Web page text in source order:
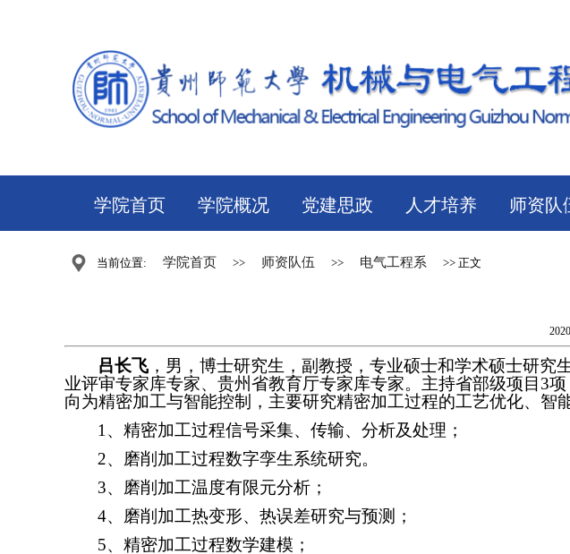
学院首页 学院概况 党建思政 人才培养 师资队
当前位置: 学院首页 >> 师资队伍 >> 电气工程系 >> 正文
吕长飞 ，男，博士研究生，副教授，专业硕士和学术硕士研
业评审专家库专家、贵州省教育厅专家库专家。主持省部级项目3
向为精密加工与智能控制，主要研究精密加工过程的工艺优化、智
1、 精密加工过程信号采集、传输、分析及处理；
2、 磨削加工过程数字孪生系统研究。
3、 磨削加工温度有限元分析；
4、 磨削加工热变形、热误差研究与预测；
5、 精密加工过程数学建模；